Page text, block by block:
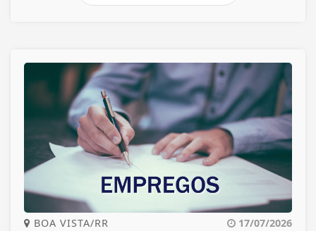
BOA VISTA/RR 17/07/2026